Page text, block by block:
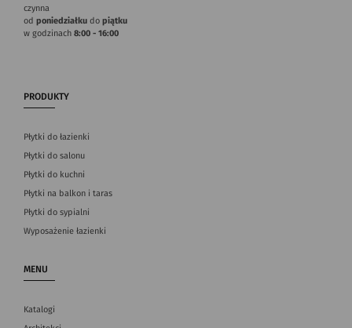
czynna
od poniedziałku do piątku
w godzinach 8:00 - 16:00
PRODUKTY
Płytki do łazienki
Płytki do salonu
Płytki do kuchni
Płytki na balkon i taras
Płytki do sypialni
Wyposażenie łazienki
MENU
Katalogi